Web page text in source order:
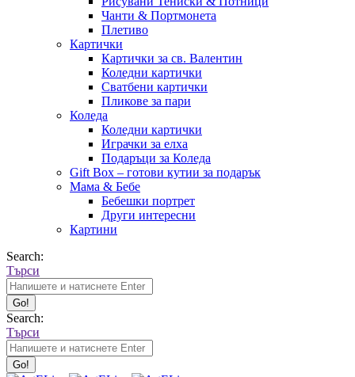
Чанти & Портмонета
Плетиво
Картички
Картички за св. Валентин
Коледни картички
Сватбени картички
Пликове за пари
Коледа
Коледни картички
Играчки за елха
Подаръци за Коледа
Gift Box – готови кутии за подарък
Мама & Бебе
Бебешки портрет
Други интересни
Картини
Search:
Търси
Search:
Търси